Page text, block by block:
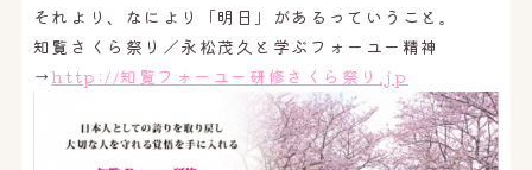
それより、なにより「明日」があるっていうこと。
知覧さくら祭り／永松茂久と学ぶフォーユー精神
→ http://知覧フォーユー研修さくら祭り.jp